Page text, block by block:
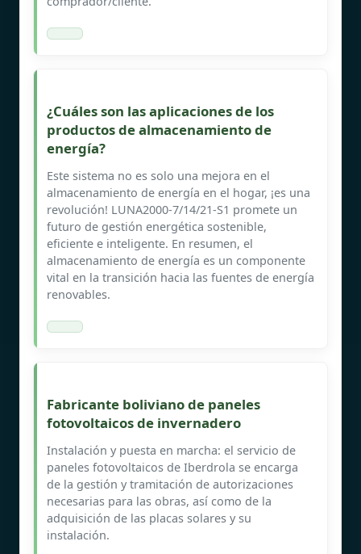
¿Cuáles son las aplicaciones de los
productos de almacenamiento de
energía?
Este sistema no es solo una mejora en el
almacenamiento de energía en el hogar, ¡es una
revolución! LUNA2000-7/14/21-S1 promete un
futuro de gestión energética sostenible,
eficiente e inteligente. En resumen, el
almacenamiento de energía es un componente
vital en la transición hacia las fuentes de energía
renovables.
Fabricante boliviano de paneles
fotovoltaicos de invernadero
Instalación y puesta en marcha: el servicio de
paneles fotovoltaicos de Iberdrola se encarga
de la gestión y tramitación de autorizaciones
necesarias para las obras, así como de la
adquisición de las placas solares y su
instalación.